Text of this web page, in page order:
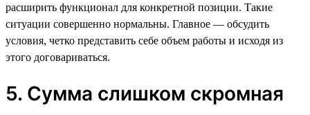
расширить функционал для конкретной позиции. Такие
ситуации совершенно нормальны. Главное — обсудить
условия, четко представить себе объем работы и исходя из
этого договариваться.
5. Сумма слишком скромная